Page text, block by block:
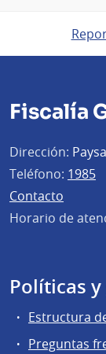
Fiscalía
Dirección:
Teléfono: 1985
Contacto
Horario de
Políticas
Estructura
Preguntas